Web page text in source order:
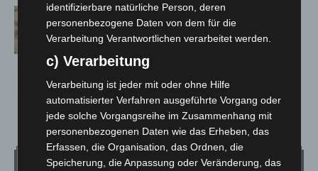
Hannover Klassik Open Air 2026:
Französische Oper im Maschpark
Wetter
identifizierbare natürliche Person, deren
personenbezogene Daten von dem für die
Verarbeitung Verantwortlichen verarbeitet werden.
c) Verarbeitung
Verarbeitung ist jeder mit oder ohne Hilfe
automatisierter Verfahren ausgeführte Vorgang oder
jede solche Vorgangsreihe im Zusammenhang mit
personenbezogenen Daten wie das Erheben, das
Erfassen, die Organisation, das Ordnen, die
Speicherung, die Anpassung oder Veränderung, das